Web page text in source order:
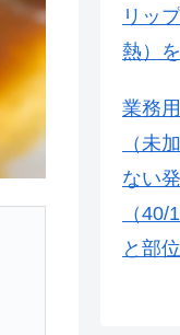
リッ
熱）
業務
（未
ない
（
と部